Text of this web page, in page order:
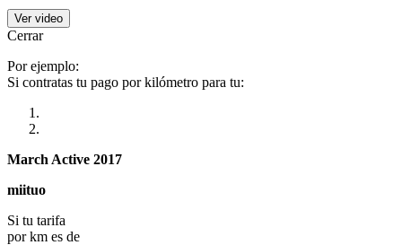
Ver video
Cerrar
Por ejemplo:
Si contratas tu pago por kilómetro para tu:
March Active 2017
miituo
Si tu tarifa
por km es de